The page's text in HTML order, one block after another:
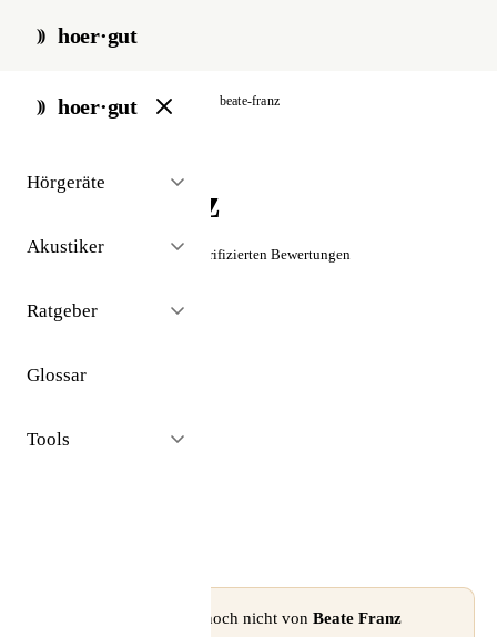
hoer·gut
hoer·gut
Hörgeräte
Akustiker
Ratgeber
Glossar
Tools
start / akustiker / hamburg beate-franz
Beate Franz
☆☆☆☆☆ Noch keine verifizierten Bewertungen
⚠ Dieses Profil wurde noch nicht von Beate Franz